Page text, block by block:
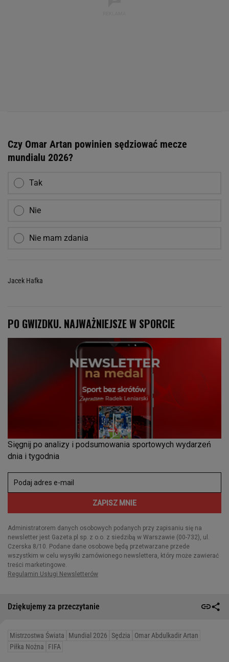
Czy Omar Artan powinien sędziować mecze
mundialu 2026?
Tak
Nie
Nie mam zdania
Jacek Hafka
Dziękujemy za przeczytanie
Mistrzostwa Świata Mundial 2026 Sędzia
Omar Abdulkadir Artan
Piłka Nożna
FIFA